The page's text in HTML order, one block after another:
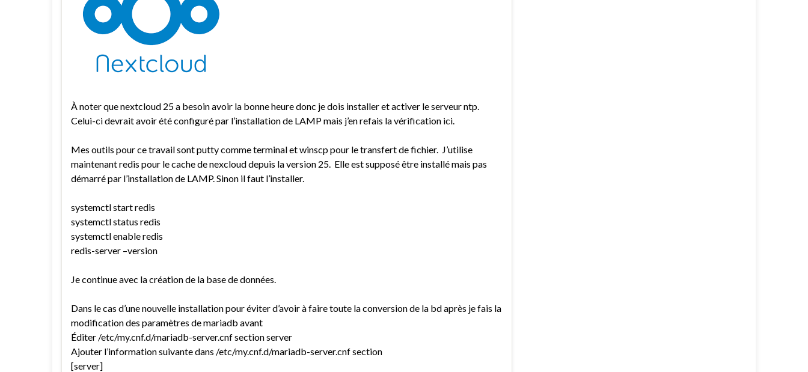
À noter que nextcloud 25 a besoin avoir la bonne heure donc je dois installer et activer le serveur ntp.
Celui-ci devrait avoir été configuré par l’installation de LAMP mais j’en refais la vérification ici.
Mes outils pour ce travail sont putty comme terminal et winscp pour le transfert de fichier. J’utilise
maintenant redis pour le cache de nexcloud depuis la version 25. Elle est supposé être installé mais pas
démarré par l’installation de LAMP. Sinon il faut l’installer.
systemctl start redis
systemctl status redis
systemctl enable redis
redis-server –version
Je continue avec la création de la base de données.
Dans le cas d’une nouvelle installation pour éviter d’avoir à faire toute la conversion de la bd après je fais la
modification des paramètres de mariadb avant
Éditer /etc/my.cnf.d/mariadb-server.cnf section server
Ajouter l’information suivante dans /etc/my.cnf.d/mariadb-server.cnf section
[server]